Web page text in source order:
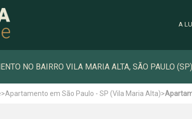
A
NO BAIRRO VILA MARIA ALTA, SÃO PAULO
>Apartamento em São Paulo - SP (Vila Maria Alta)>